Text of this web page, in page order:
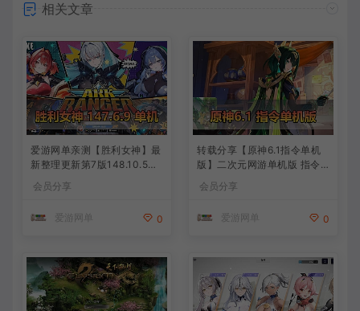
相关文章
爱游网单亲测【胜利女神】最
新整理更新第7版148.10.5NI
活动148版本官服GM可无限
频安装教学
会员分享
爱游网单 0
转载分享【原神6.1指令单机
版】二次元网游单机版 指令
背包 抽卡 商店 MOD 未亲测
会员分享
爱游网单 0